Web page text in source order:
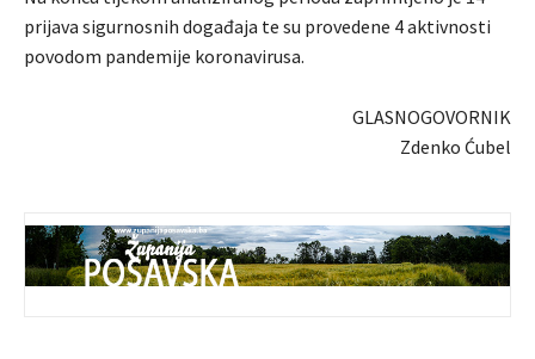
prijava sigurnosnih događaja te su provedene 4 aktivnosti
povodom pandemije koronavirusa.
GLASNOGOVORNIK
Zdenko Ćubel